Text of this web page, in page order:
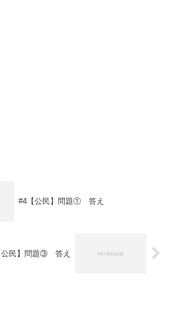
#4【公民】問題① 答え
公民】問題③ 答え